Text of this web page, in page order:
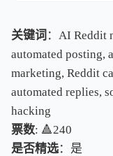
关键词 ：AI Reddit
automated posting,
marketing, Reddit
automated replies,
hacking
票数: 🔺240
是否精选：是